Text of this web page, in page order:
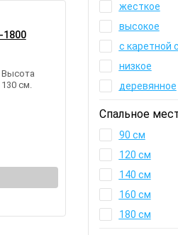
1800
Высота
130 см.
жесткое
высокое
с каретной
низкое
деревянное
Спальное
90 см
120 см
140 см
160 см
180 см